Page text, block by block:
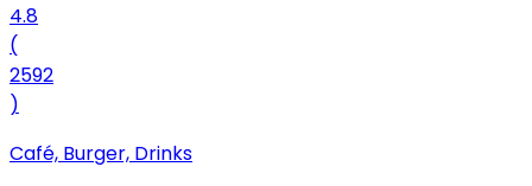
4.8
(
2592
)
Café, Burger, Drinks